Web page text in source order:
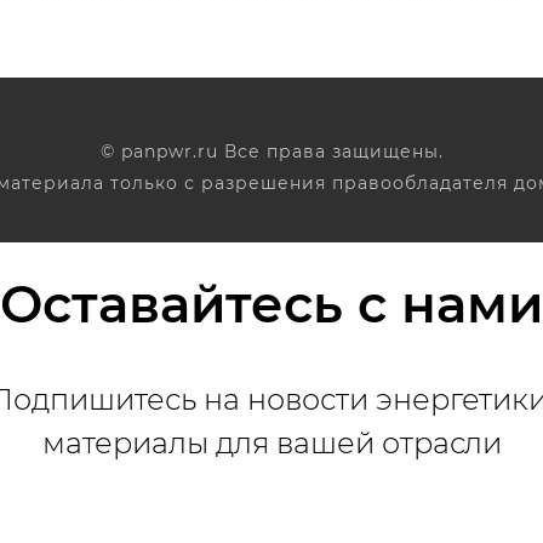
© panpwr.ru Все права защищены.
только с разрешения правообладателя
Оставайтесь с нами
на новости
материалы для вашей отрасли